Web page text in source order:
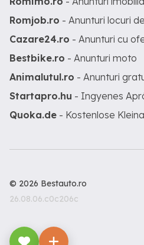
Romjob.ro - Anunturi locuri
Cazare24.ro - Anunturi cu
Bestbike.ro - Anunturi moto
Animalutul.ro - Anunturi
Startapro.hu - Ingyenes
Quoka.de - Kostenlose
© 2026 Bestauto.ro
26.08.06.c0c206c